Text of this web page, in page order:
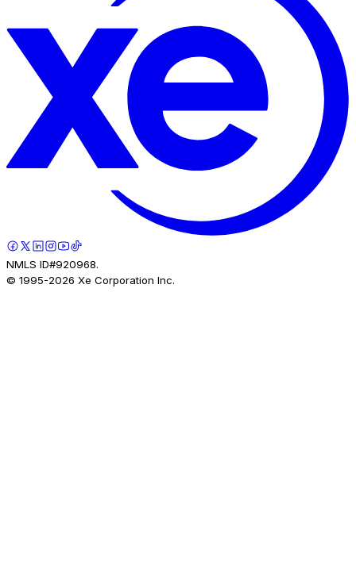
NMLS ID#920968.
© 1995-2026 Xe Corporation Inc.